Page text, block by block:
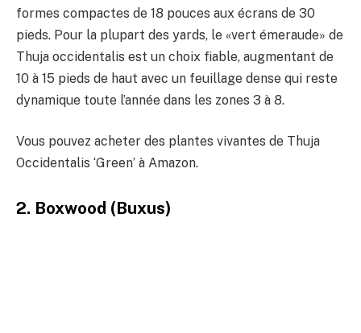
formes compactes de 18 pouces aux écrans de 30
pieds. Pour la plupart des yards, le «vert émeraude» de
Thuja occidentalis est un choix fiable, augmentant de
10 à 15 pieds de haut avec un feuillage dense qui reste
dynamique toute l’année dans les zones 3 à 8.
Vous pouvez acheter des plantes vivantes de Thuja
Occidentalis ‘Green’ à Amazon.
2. Boxwood (Buxus)